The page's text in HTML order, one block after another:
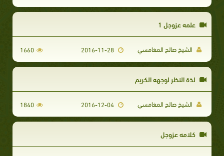
علمه عزوجل 1
الشيخ صالح المغامسي 2016-11-28
1660
لذة النظر لوجهه الكريم
الشيخ صالح المغامسي 2016-12-04
1840
كلامه عزوجل